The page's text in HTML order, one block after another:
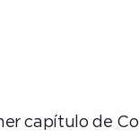
capítulo de